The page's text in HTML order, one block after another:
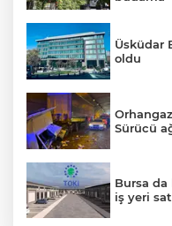
Üsküdar
oldu
Sürücü
Bursa da
iş yeri